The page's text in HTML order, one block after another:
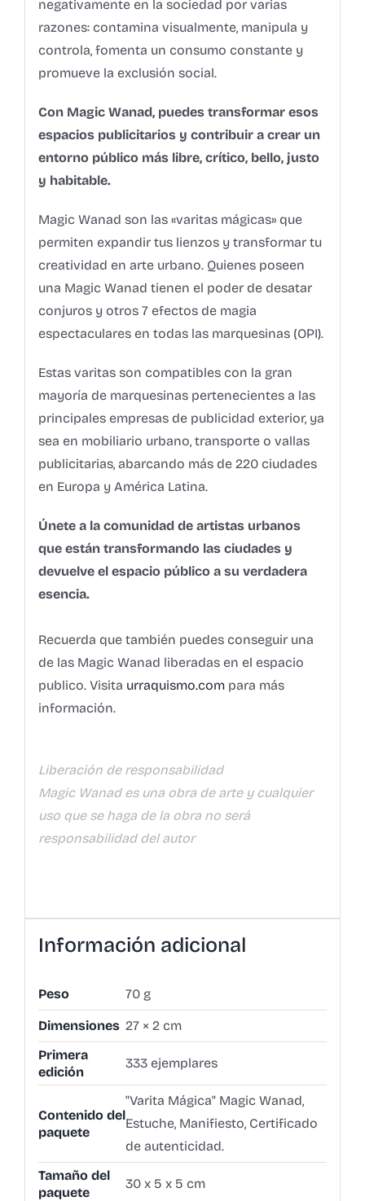
negativamente en la sociedad por varias
razones: contamina visualmente, manipula y
controla, fomenta un consumo constante y
promueve la exclusión social.
Con Magic Wanad, puedes transformar esos
espacios publicitarios y contribuir a crear un
entorno público más libre, crítico, bello, justo
y habitable.
Magic Wanad son las «varitas mágicas» que
permiten expandir tus lienzos y transformar tu
creatividad en arte urbano. Quienes poseen
una Magic Wanad tienen el poder de desatar
conjuros y otros 7 efectos de magia
espectaculares en todas las marquesinas (OPI).
Estas varitas son compatibles con la gran
mayoría de marquesinas pertenecientes a las
principales empresas de publicidad exterior, ya
sea en mobiliario urbano, transporte o vallas
publicitarias, abarcando más de 220 ciudades
en Europa y América Latina.
Únete a la comunidad de artistas urbanos
que están transformando las ciudades y
devuelve el espacio público a su verdadera
esencia.
Recuerda que también puedes conseguir una
de las Magic Wanad liberadas en el espacio
publico. Visita urraquismo.compara más
información.
Liberación de responsabilidad
Magic Wanad es una obra de arte y cualquier
uso que se haga de la obra no será
responsabilidad del autor
Información adicional
Peso 70 g
Dimensiones 27 × 2 cm
Primera
edición
333 ejemplares
Contenido del
paquete
"Varita Mágica" Magic Wanad,
Estuche, Manifiesto, Certificado
de autenticidad.
Tamaño del
paquete
30 x 5 x 5 cm